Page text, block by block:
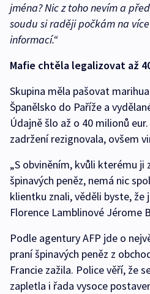
jména? Nic z toho nevím a
soudu si raději počkám na
informací.“
Mafie chtěla legalizovat až
Skupina měla pašovat
Španělsko do Paříže a
Údajně šlo až o 40 milionů
zadržení rezignovala, ovšem
„S obviněním, kvůli kterému
špinavých peněz, nemá nic
klientku znali, věděli byste,
Florence Lamblinové Jérome
Podle agentury AFP jde o
praní špinavých peněz z
Francie zažila. Police věří, že
zapletla i řada vysoce